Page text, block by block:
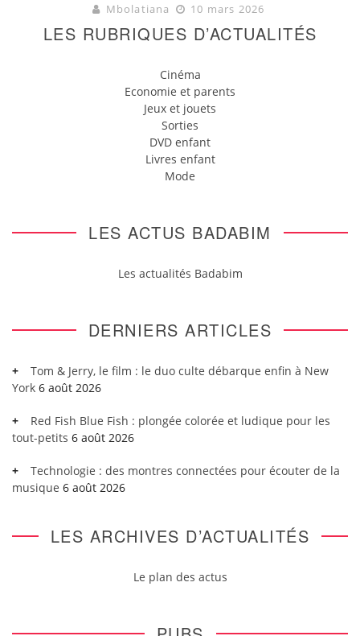
Mbolatiana 10 mars 2026
LES RUBRIQUES D’ACTUALITÉS
Cinéma
Economie et parents
Jeux et jouets
Sorties
DVD enfant
Livres enfant
Mode
LES ACTUS BADABIM
Les actualités Badabim
DERNIERS ARTICLES
Tom & Jerry, le film : le duo culte débarque enfin à New
York 6 août 2026
Red Fish Blue Fish : plongée colorée et ludique pour les
tout-petits 6 août 2026
Technologie : des montres connectées pour écouter de la
musique 6 août 2026
LES ARCHIVES D’ACTUALITÉS
Le plan des actus